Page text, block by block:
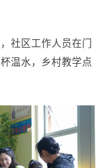
社区工作人员在门
温水，乡村教学点